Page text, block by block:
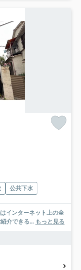
公共下水
インターネット上の全
介できる... もっと見る